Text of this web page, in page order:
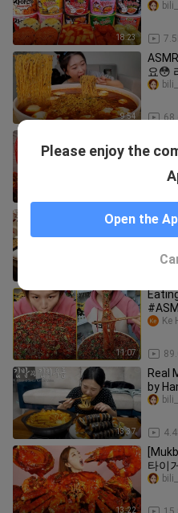
18:23
HOT
9:54
요😳
새우
11:07
Ke
13:37
Real
by
13:22
타이
Please enjoy the
Open the